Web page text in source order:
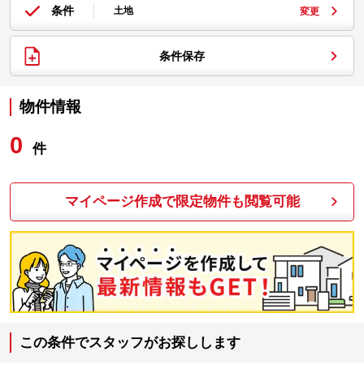
条件 土地 変更
条件保存
物件情報
0 件
マイページ作成で限定物件も閲覧可能
この条件でスタッフがお探しします